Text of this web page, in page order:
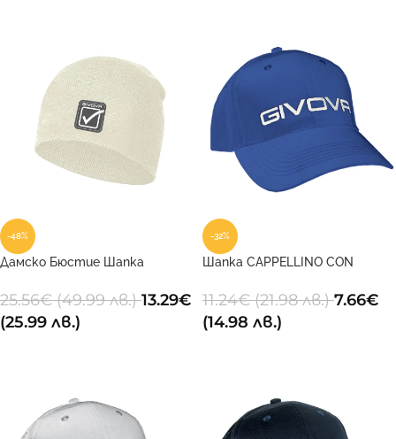
-48%
Дамско Бюстие Шапка
25.56€(49.99 лв.)13.29€
(25.99 лв.)
-32%
Шапка CAPPELLINO CON
11.24€(21.98 лв.)7.66€
(14.98 лв.)